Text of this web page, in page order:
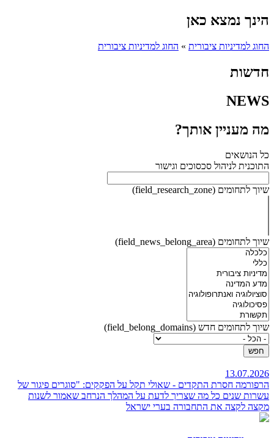
הינך נמצא כאן
החוג למדיניות ציבורית » החוג למדיניות ציבורית
חדשות
NEWS
מה מעניין אותך?
כל הנושאים
התוכנית לניהול סכסוכים וגישור
שיוך לתחומים (field_research_zone)
שיוך לתחומים (field_news_belong_area)
שיוך לתחומים חדש (field_belong_domains)
13.07.2026
הרפורמה חסרת התקדים - שאולי תקל על הפקקים: "סוגרים פיגור של
עשרות שנים כל מה שצריך לדעת על המהלך הנרחב שאמור לשנות
מקצה לקצה את התחבורה בערי ישראל